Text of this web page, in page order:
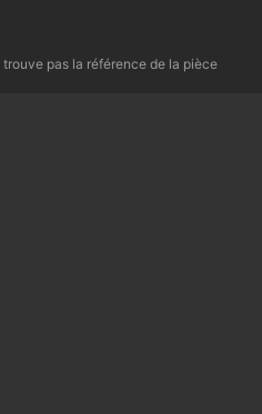
pas la référence de la pièce